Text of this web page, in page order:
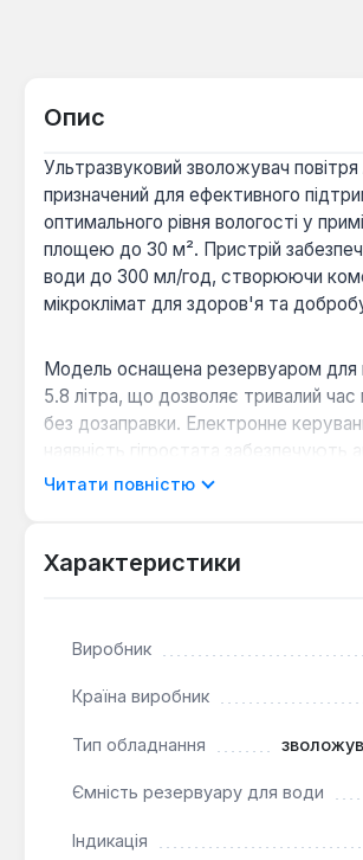
Опис
Ультразвуковий зволожувач
призначений для ефективного
оптимального рівня вологості у
площею до 30 м². Пристрій
води до 300 мл/год, створюючи
мікроклімат для здоров'я та
Модель оснащена резервуаром
5.8 літра, що дозволяє тривалий
без дозаправки. Електронне
наявність гігростата забезпечують
контроль вологості, відображаючи
випаровування, що дозволяє
Автоматичне вимкнення:
рівні води або при знятті
запобігаючи пошкодженню.
перевищує 35 дБ, а споживана
комфортне та енергоефективне
Читати повністю
Характеристики
Виробник
Країна виробник
Тип обладнання
Ємність резервуару для води
Індикація